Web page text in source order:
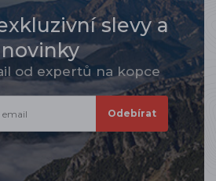
slevy a
novinky
od expertů na kopce